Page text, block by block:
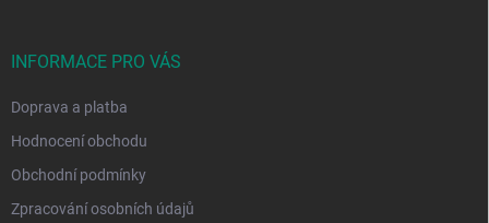
INFORMACE PRO VÁS
Doprava a platba
Hodnocení obchodu
Obchodní podmínky
Zpracování osobních údajů